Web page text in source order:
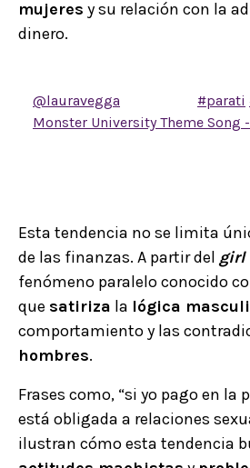
mujeres y su relación con la
dinero.
@lauravegga #parati
Monster University Theme Song -
Esta tendencia no se limita
de las finanzas. A partir del girl
fenómeno paralelo conocido
que satiriza la lógica
comportamiento y las
hombres.
Frases como, “si yo pago en la
está obligada a relaciones
ilustran cómo esta tendencia